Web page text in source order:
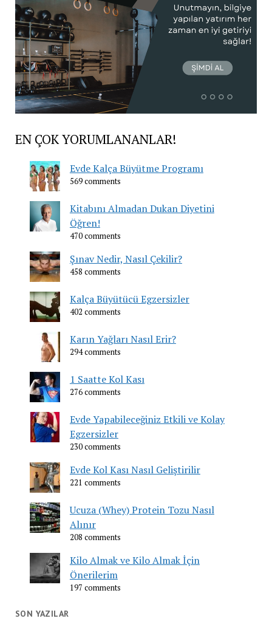
EN ÇOK YORUMLANANLAR!
Evde Kalça Büyütme Programı
569 comments
Kitabını Almadan Dukan Diyetini
Öğren!
470 comments
Şınav Nedir, Nasıl Çekilir?
458 comments
Kalça Büyütücü Egzersizler
402 comments
Karın Yağları Nasıl Erir?
294 comments
1 Saatte Kol Kası
276 comments
Evde Yapabileceğiniz Etkili ve Kolay
Egzersizler
230 comments
Evde Kol Kası Nasıl Geliştirilir
221 comments
Ucuza (Whey) Protein Tozu Nasıl
Alınır
208 comments
Kilo Almak ve Kilo Almak İçin
Önerilerim
197 comments
SON YAZILAR